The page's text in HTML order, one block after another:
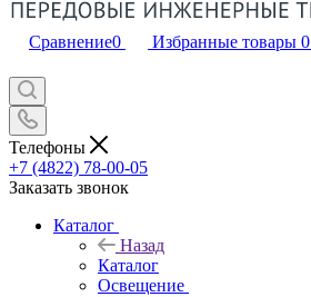
Сравнение0 Избранные товары 0
Телефоны
+7 (4822) 78-00-05
Заказать звонок
Каталог
Назад
Каталог
Освещение